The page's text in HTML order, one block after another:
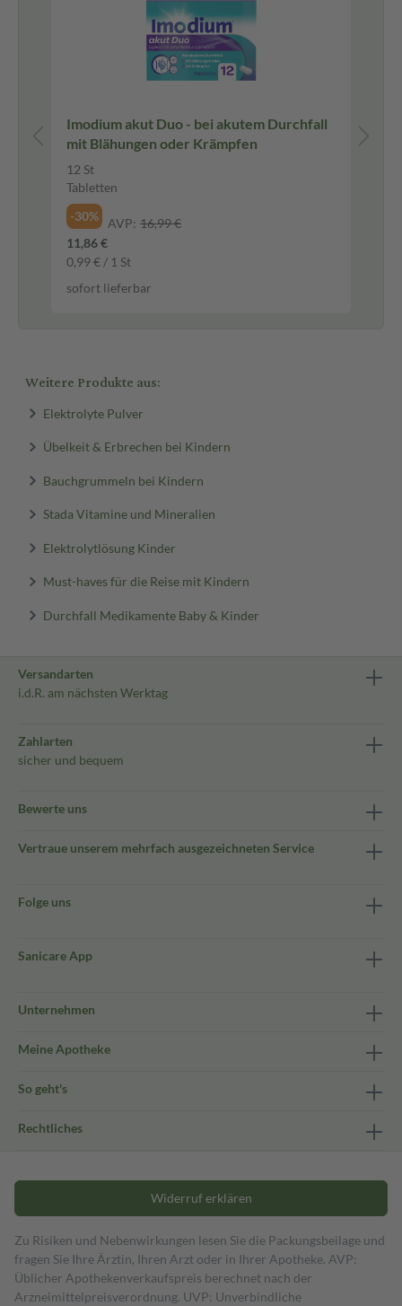
Imodium akut Duo - bei akutem Durchfall
mit Blähungen oder Krämpfen
12 St
Tabletten
-30%
AVP: 16,99 €
11,86 €
0,99 € / 1 St
sofort lieferbar
Weitere Produkte aus:
Elektrolyte Pulver
Übelkeit & Erbrechen bei Kindern
Bauchgrummeln bei Kindern
Stada Vitamine und Mineralien
Elektrolytlösung Kinder
Must-haves für die Reise mit Kindern
Durchfall Medikamente Baby & Kinder
Versandarten
i.d.R. am nächsten Werktag
Zahlarten
sicher und bequem
Bewerte uns
Vertraue unserem mehrfach ausgezeichneten Service
Folge uns
Sanicare App
Unternehmen
Meine Apotheke
So geht's
Rechtliches
Widerruf erklären
Zu Risiken und Nebenwirkungen lesen Sie die Packungsbeilage und
fragen Sie Ihre Ärztin, Ihren Arzt oder in Ihrer Apotheke. AVP:
Üblicher Apothekenverkaufspreis berechnet nach der
Arzneimittelpreisverordnung. UVP: Unverbindliche